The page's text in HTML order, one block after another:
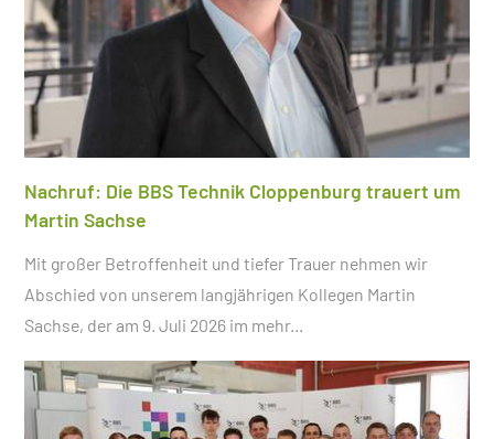
Nachruf: Die BBS Technik Cloppenburg trauert um
Martin Sachse
Mit großer Betroffenheit und tiefer Trauer nehmen wir
Abschied von unserem langjährigen Kollegen Martin
Sachse, der am 9. Juli 2026 im mehr...